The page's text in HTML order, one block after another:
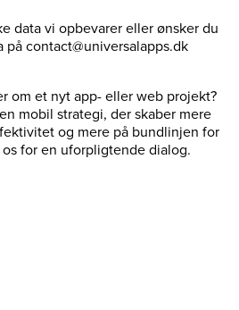
data vi opbevarer eller ønsker du
contact@universalapps.dk
om et nyt app- eller web projekt?
mobil strategi, der skaber mere
og mere på bundlinjen for
for en uforpligtende dialog.